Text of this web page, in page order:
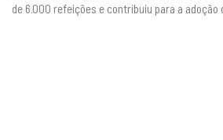
de 6.000 refeições e contribuiu para a adoção